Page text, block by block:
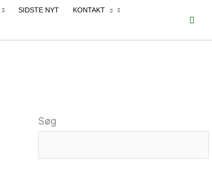
SIDSTE NYT KONTAKT
Søg
Søg